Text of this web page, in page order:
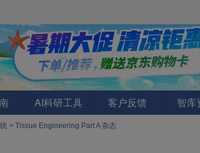
AI科研工具 客户反馈 智库
> Tissue Engineering Part A 杂志